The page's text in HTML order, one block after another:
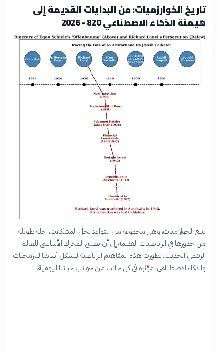
تاريخ الخوارزميات: من البدايات القديمة إلى
هيمنة الذكاء الاصطناعي 820 - 2026
تتبع الخوارزميات، وهي مجموعة من القواعد لحل المشكلات، رحلة طويلة
من جذورها في الرياضيات القديمة إلى أن تصبح المحرك الأساسي للعالم
الرقمي الحديث. تطورت هذه المفاهيم الرياضية لتشكل أساسًا للبرمجيات
والذكاء الاصطناعي، مؤثرة في كل جانب من جوانب حياتنا اليومية.